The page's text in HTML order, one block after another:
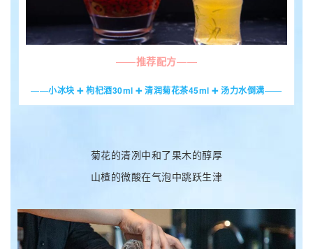
——推荐配方——
——小冰块 ➕ 枸杞酒30ml ➕ 清润菊花茶45ml ➕ 汤力水倒满——
菊花的清冽中和了果木的醇厚
山楂的微酸在气泡中跳跃生津